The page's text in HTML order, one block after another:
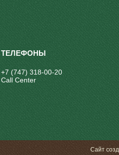
+7 (747) 318-00-20
Call Center
Сайт